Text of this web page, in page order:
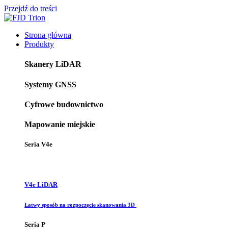
Przejdź do treści
Strona główna
Produkty
Skanery LiDAR
Systemy GNSS
Cyfrowe budownictwo
Mapowanie miejskie
Seria V4e
V4e LiDAR
Łatwy sposób na rozpoczęcie skanowania 3D
Seria P